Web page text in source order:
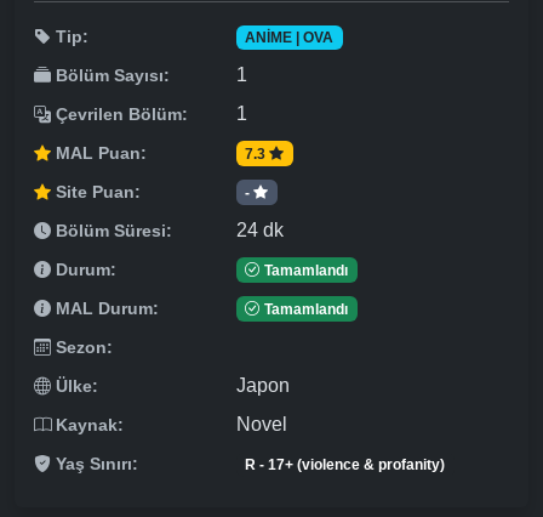
Tip: ANIME | OVA
Bölüm Sayısı: 1
Çevrilen Bölüm: 1
MAL Puan: 7.3
Site Puan: -
Bölüm Süresi: 24 dk
Durum: Tamamlandı
MAL Durum: Tamamlandı
Sezon:
Ülke:
Japon
Kaynak: Novel
Yaş Sınırı: R - 17+ (violence & profanity)